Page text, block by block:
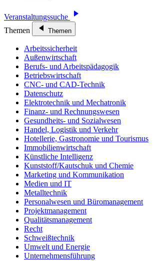
Veranstaltungssuche
Themen
Themen
Arbeitssicherheit
Außenwirtschaft
Berufs- und Arbeitspädagogik
Betriebswirtschaft
CNC- und CAD-Technik
Datenschutz
Elektrotechnik und Mechatronik
Finanz- und Rechnungswesen
Gesundheits- und Sozialwesen
Handel, Logistik und Verkehr
Hotellerie, Gastronomie und Tourismus
Immobilienwirtschaft
Künstliche Intelligenz
Kunststoff/Kautschuk und Chemie
Marketing und Kommunikation
Medien und IT
Metalltechnik
Personalwesen und Büromanagement
Projektmanagement
Qualitätsmanagement
Recht
Schweißtechnik
Umwelt und Energie
Unternehmensführung